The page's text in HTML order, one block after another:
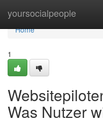
yoursocialpeople
Home
Home
1
Was Nutzer